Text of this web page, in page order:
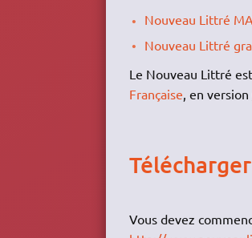
Nouveau Littré
Nouveau Littré
Le Nouveau Littré
Française, en version
Vous devez